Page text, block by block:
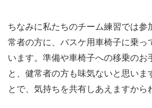
ちなみに私たちのチーム練習では参
常者の方に、バスケ用車椅子に乗っ
います。準備や車椅子への移乗のお
と、健常者の方も味気ないと思いま
とで、気持ちを共有しあえますから